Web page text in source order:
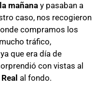
mañana y pasaban a
caso, nos recogieron
compramos los
tráfico,
ya que era día de
con vistas al
al fondo.